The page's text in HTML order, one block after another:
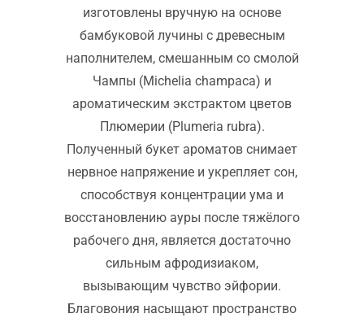
изготовлены вручную на основе
бамбуковой лучины с древесным
наполнителем, смешанным со смолой
Чампы (Michelia champaca) и
ароматическим экстрактом цветов
Плюмерии (Plumeria rubra).
Полученный букет ароматов снимает
нервное напряжение и укрепляет сон,
способствуя концентрации ума и
восстановлению ауры после тяжёлого
рабочего дня, является достаточно
сильным афродизиаком,
вызывающим чувство эйфории.
Благовония насыщают пространство